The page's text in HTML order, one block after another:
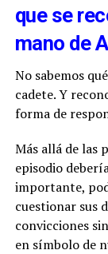
que se
mano de
No sabemos
cadete. Y
forma de
Más allá de las
episodio
importante,
cuestionar sus
convicciones
en símbolo de